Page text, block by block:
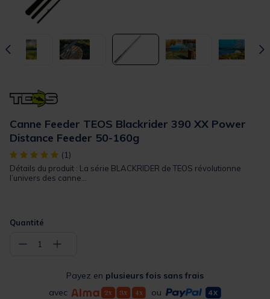
Canne Feeder TEOS Blackrider 390 XX Power
Distance Feeder 50-160g
[object Object] out of 5 Customer Rating
(1)
Détails du produit : La série BLACKRIDER de TEOS révolutionne
l’univers des canne...
Quantité
− 1 +
Payez en plusieurs fois sans frais
avec
ou